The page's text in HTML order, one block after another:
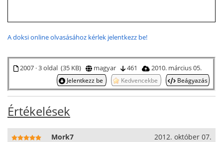
A doksi online olvasásához kérlek jelentkezz be!
2007 · 3 oldal (35 KB) magyar 461 2010. március 05.
Jelentkezz be Kedvencekbe Beágyazás
Értékelések
Mork7
2012. október 07.